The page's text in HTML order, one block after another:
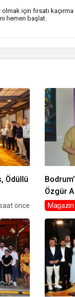
için fırsatı kaçırma
hemen başlat.
Ödüllü
önce
Özgür
kitabı
kutladı
Magazin